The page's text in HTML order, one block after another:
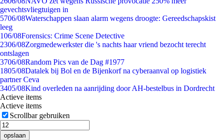
gevechtsvliegtuigen in
5706/08Waterschappen slaan alarm wegens droogte: Gereedschapskist
leeg
106/08Forensics: Crime Scene Detective
2306/08Zorgmedewerkster die 's nachts haar vriend bezocht terecht
ontslagen
3706/08Random Pics van de Dag #1977
1805/08Datalek bij Bol en de Bijenkorf na cyberaanval op logistiek
partner Ceva
3405/08Kind overleden na aanrijding door AH-bestelbus in Dordrecht
Actieve items
Actieve items
Scrollbar gebruiken
opslaan